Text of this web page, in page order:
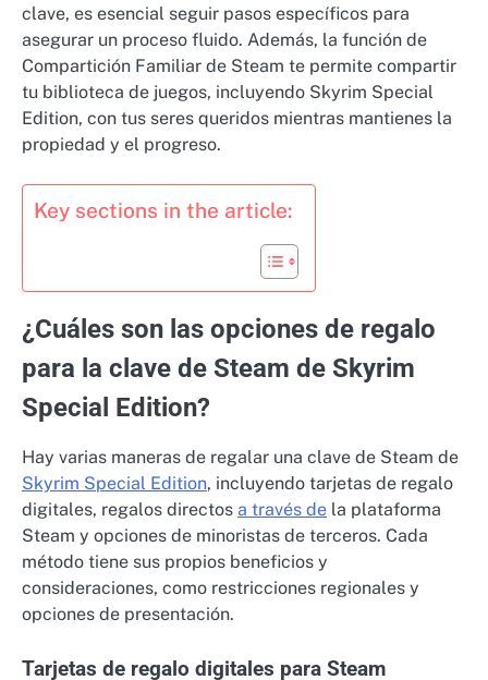
clave, es esencial seguir pasos específicos para
asegurar un proceso fluido. Además, la función de
Compartición Familiar de Steam te permite compartir
tu biblioteca de juegos, incluyendo Skyrim Special
Edition, con tus seres queridos mientras mantienes la
propiedad y el progreso.
Key sections in the article:
¿Cuáles son las opciones de regalo
para la clave de Steam de Skyrim
Special Edition?
Hay varias maneras de regalar una clave de Steam de
Skyrim Special Edition, incluyendo tarjetas de regalo
digitales, regalos directos a través de la plataforma
Steam y opciones de minoristas de terceros. Cada
método tiene sus propios beneficios y
consideraciones, como restricciones regionales y
opciones de presentación.
Tarjetas de regalo digitales para Steam